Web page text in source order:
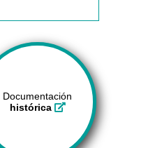
Documentación
histórica